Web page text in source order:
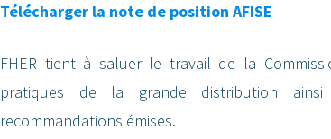
Télécharger la note de position AFISE
FHER tient à saluer le travail de la
pratiques de la grande distribution
recommandations émises.